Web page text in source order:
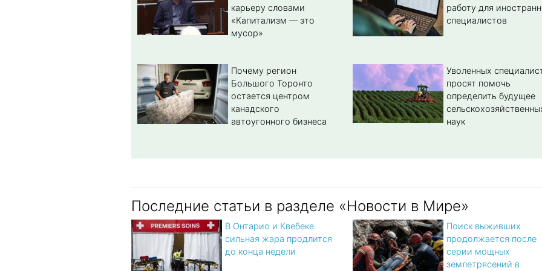
карьеру словами
«Капитализм — это
мусор»
работу для
специалистов
Почему регион
Большого Торонто
остается центром
канадского
автоугонного бизнеса
Уволенных
просят помочь
определить будущее
наук
Последние статьи в разделе «Новости в Мире»
В Онтарио и Квебеке
сильная жара продлится
до конца недели
Поиск выживших
продолжается после
серии мощных
землетрясений в